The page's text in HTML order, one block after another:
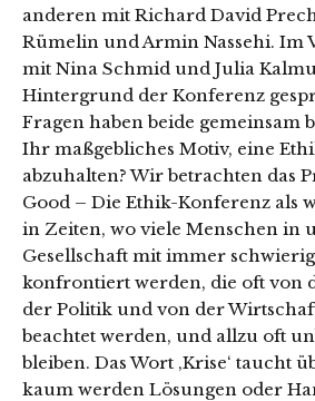
anderen mit Richard David
Rümelin und Armin Nassehi. Im
mit Nina Schmid und Julia
Hintergrund der Konferenz
Fragen haben beide gemeinsam
Ihr maßgebliches Motiv, eine
abzuhalten? Wir betrachten das
Good – Die Ethik-Konferenz als
in Zeiten, wo viele Menschen in
Gesellschaft mit immer
konfrontiert werden, die oft von
der Politik und von der
beachtet werden, und allzu oft
bleiben. Das Wort ‚Krise‘ taucht
kaum werden Lösungen oder